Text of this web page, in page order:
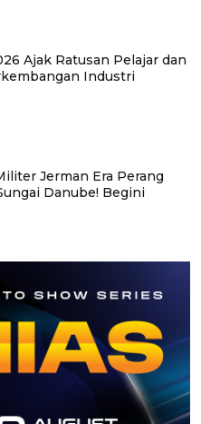
Ajak Ratusan Pelajar dan
Industri
Jerman Era Perang
Danube! Begini